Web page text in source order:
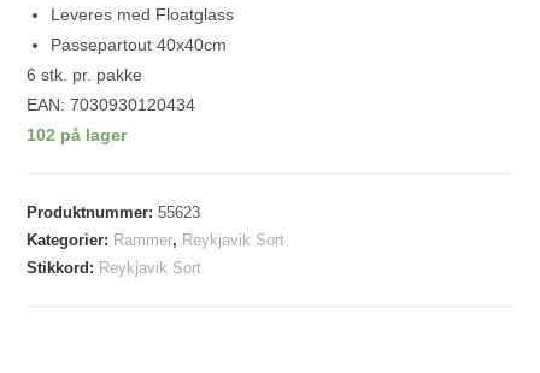
Leveres med Floatglass
Passepartout 40x40cm
6 stk. pr. pakke
EAN: 7030930120434
102 på lager
Produktnummer:55623
Kategorier: Rammer, Reykjavik Sort
Stikkord: Reykjavik Sort